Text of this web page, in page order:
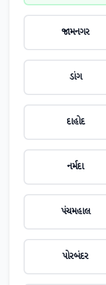
જામનગર
ડાંગ
દાહોદ
નર્મદા
પંચમહાલ
પોરબંદર